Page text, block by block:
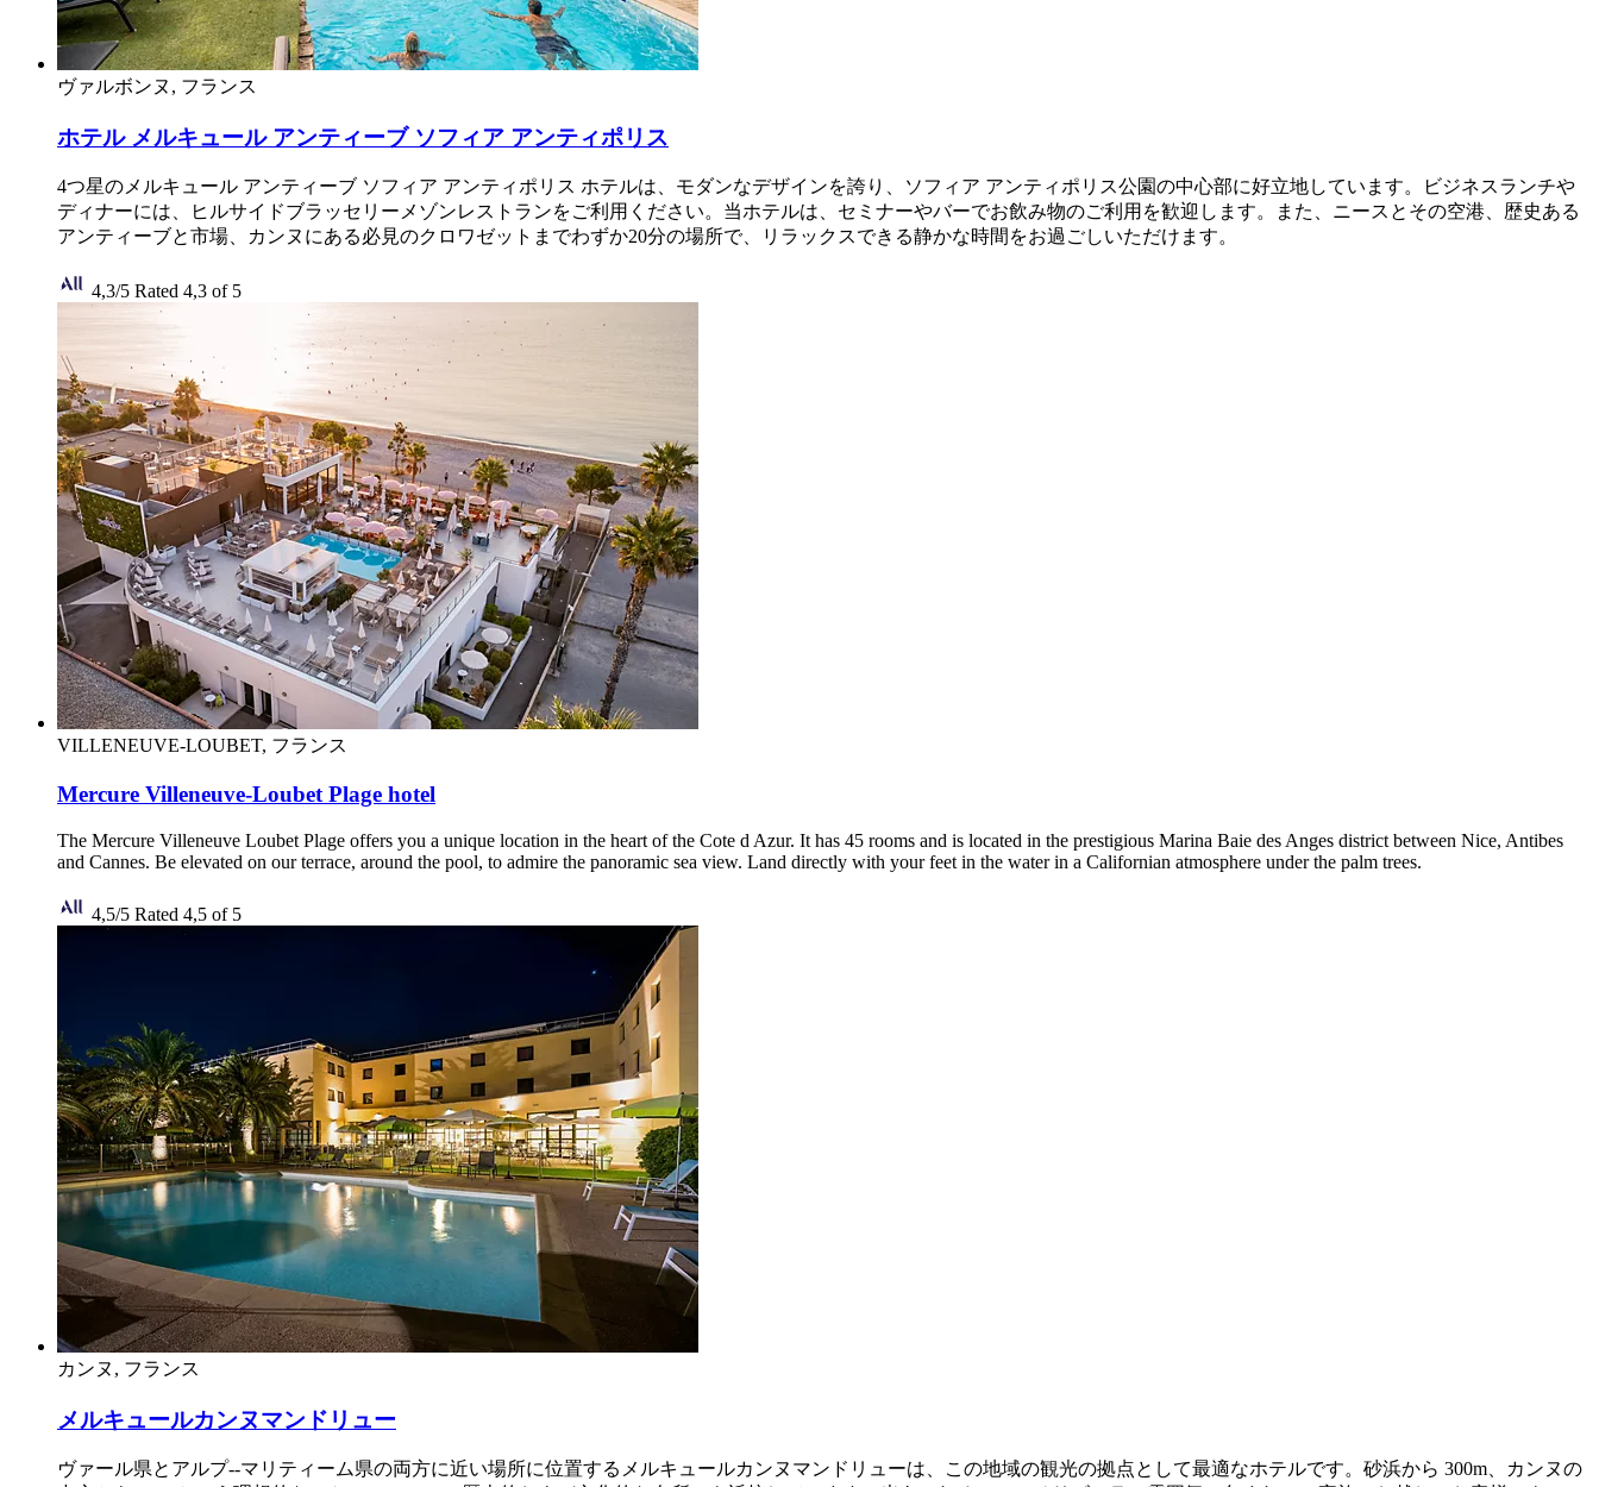
ヴァルボンヌ, フランス
ホテル メルキュール アンティーブ ソフィア アンティポリス
4つ星のメルキュール アンティーブ ソフィア アンティポリス ホテルは、モダンなデザインを誇り、ソフィア アンティポリス公園の中心部に好立地しています。ビジネスランチや
ディナーには、ヒルサイドブラッセリーメゾンレストランをご利用ください。当ホテルは、セミナーやバーでお飲み物のご利用を歓迎します。また、ニースとその空港、歴史ある
アンティーブと市場、カンヌにある必見のクロワゼットまでわずか20分の場所で、リラックスできる静かな時間をお過ごしいただけます。
4,3/5 Rated 4,3 of 5
VILLENEUVE-LOUBET, フランス
Mercure Villeneuve-Loubet Plage hotel
The Mercure Villeneuve Loubet Plage offers you a unique location in the heart of the Cote d Azur. It has 45 rooms and is located in the prestigious Marina Baie des Anges district between Nice, Antibes
and Cannes. Be elevated on our terrace, around the pool, to admire the panoramic sea view. Land directly with your feet in the water in a Californian atmosphere under the palm trees.
4,5/5 Rated 4,5 of 5
カンヌ, フランス
メルキュールカンヌマンドリュー
ヴァール県とアルプ--マリティーム県の両方に近い場所に位置するメルキュールカンヌマンドリューは、この地域の観光の拠点として最適なホテルです。砂浜から 300m、カンヌの